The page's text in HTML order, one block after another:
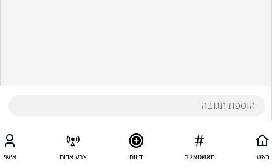
ראשי האשטאגים דיווח צבע אדום אישי